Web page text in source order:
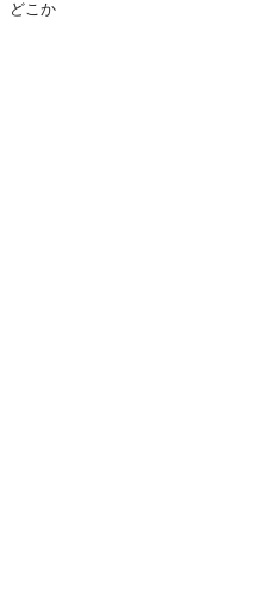
どこか